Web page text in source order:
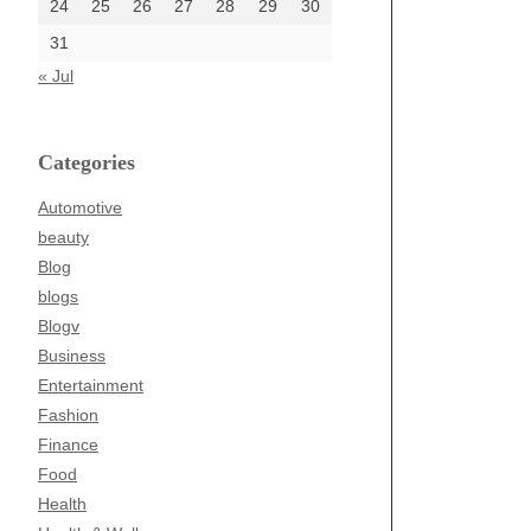
24
25 26 27 28 29
30
31
« Jul
Categories
Automotive
beauty
Blog
blogs
Blogv
Business
Entertainment
Fashion
Finance
Food
Health